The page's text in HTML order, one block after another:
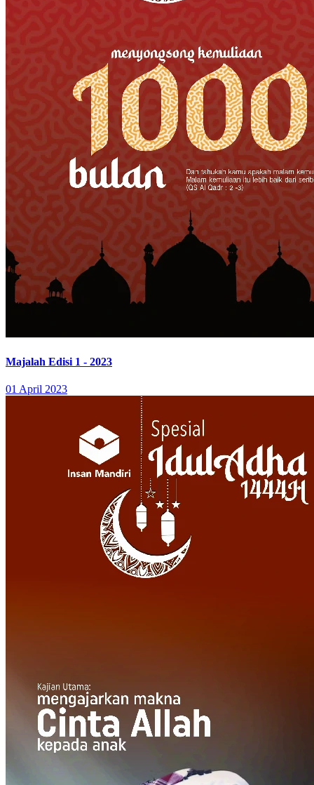
Majalah Edisi 1 - 2023
01 April 2023